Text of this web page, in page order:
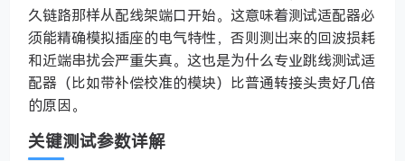
久链路那样从配线架端口开始。这意味着测试适配器必
须能精确模拟插座的电气特性，否则测出来的回波损耗
和近端串扰会严重失真。这也是为什么专业跳线测试适
配器（比如带补偿校准的模块）比普通转接头贵好几倍
的原因。
关键测试参数详解